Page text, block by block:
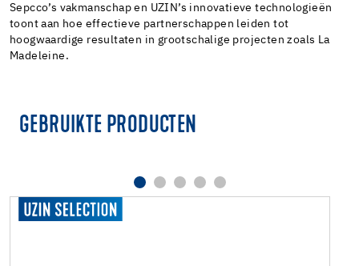
Sepcco’s vakmanschap en UZIN’s innovatieve technologieën
toont aan hoe effectieve partnerschappen leiden tot
hoogwaardige resultaten in grootschalige projecten zoals La
Madeleine.
GEBRUIKTE PRODUCTEN